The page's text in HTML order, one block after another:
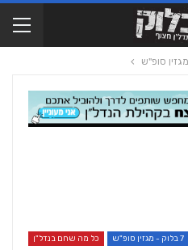
7 בלוק - מגזין סופ"ש כל מה שחם בנדל"ן